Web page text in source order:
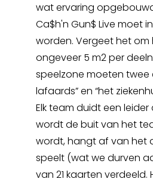
wat ervaring
Ca$h'n Gun$ Live moet
worden. Vergeet het om
ongeveer 5 m2 per
speelzone moeten
lafaards” en “het
Elk team duidt een
wordt de buit van het
wordt, hangt af van het
speelt (wat we durven
van 21 kaarten